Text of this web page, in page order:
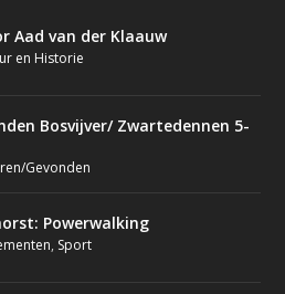
Aad van der Klaauw
en Historie
Bosvijver/ Zwartedennen 5-
Gevonden
Powerwalking
, Sport